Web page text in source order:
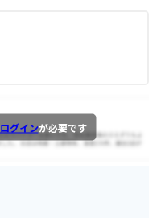
ログインが必要です